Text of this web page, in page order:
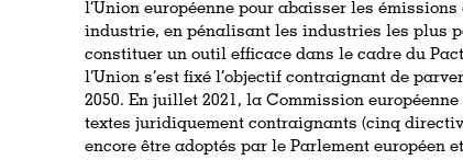
l’Union européenne pour abaisser les
industrie, en pénalisant les industries les plus
constituer un outil efficace dans le cadre du
l’Union s’est fixé l’objectif contraignant de
2050.En juillet 2021, la Commission
textes juridiquement contraignants (cinq
encore être adoptés par le Parlement européen